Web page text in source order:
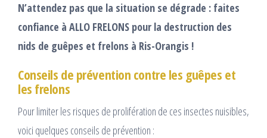
N’attendez pas que la situation se dégrade : faites
confiance à ALLO FRELONS pour la destruction des
nids de guêpes et frelons à Ris-Orangis !
Conseils de prévention contre les guêpes et
les frelons
Pour limiter les risques de prolifération de ces insectes nuisibles,
voici quelques conseils de prévention :